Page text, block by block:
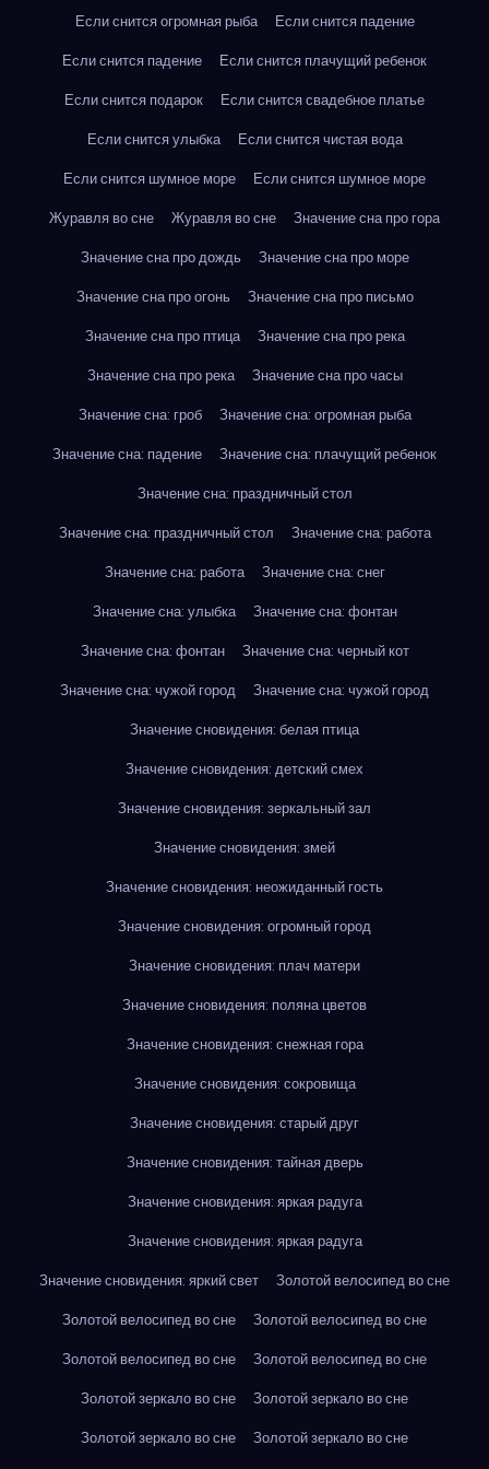
Если снится огромная рыба
Если снится падение
Если снится падение
Если снится плачущий ребенок
Если снится подарок
Если снится свадебное платье
Если снится улыбка
Если снится чистая вода
Если снится шумное море
Если снится шумное море
Журавля во сне
Журавля во сне
Значение сна про гора
Значение сна про дождь
Значение сна про море
Значение сна про огонь
Значение сна про письмо
Значение сна про птица
Значение сна про река
Значение сна про река
Значение сна про часы
Значение сна: гроб
Значение сна: огромная рыба
Значение сна: падение
Значение сна: плачущий ребенок
Значение сна: праздничный стол
Значение сна: праздничный стол
Значение сна: работа
Значение сна: работа
Значение сна: снег
Значение сна: улыбка
Значение сна: фонтан
Значение сна: фонтан
Значение сна: черный кот
Значение сна: чужой город
Значение сна: чужой город
Значение сновидения: белая птица
Значение сновидения: детский смех
Значение сновидения: зеркальный зал
Значение сновидения: змей
Значение сновидения: неожиданный гость
Значение сновидения: огромный город
Значение сновидения: плач матери
Значение сновидения: поляна цветов
Значение сновидения: снежная гора
Значение сновидения: сокровища
Значение сновидения: старый друг
Значение сновидения: тайная дверь
Значение сновидения: яркая радуга
Значение сновидения: яркая радуга
Значение сновидения: яркий свет
Золотой велосипед во сне
Золотой велосипед во сне
Золотой велосипед во сне
Золотой велосипед во сне
Золотой велосипед во сне
Золотой зеркало во сне
Золотой зеркало во сне
Золотой зеркало во сне
Золотой зеркало во сне